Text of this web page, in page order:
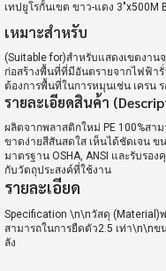
เทปยูโรกั้นเขต ขาว-แดง 3"x500M
เหมาะสำหรับ
(Suitable for)สำหรับแสดงเขตงา
ก่อสร้างพื้นที่ที่มีอันตรายจากไฟฟ้า
ต้องการพื้นที่ในการหมุนเช่น เครน
รายละเอียดสินค้า
ผลิตจากพลาสติกใหม่ PE 100%สา
ขาดง่ายสีสันสดใส เห็นได้ชัดเจน ข
มาตรฐาน OSHA, ANSI และรับรอ
กับวัตถุประสงค์ที่ใช้งาน
รายละเอียด
Specification \n\nวัสดุ (Material)
สามารถในการยืดตัว2.5 เท่า\n\nข
ลัง